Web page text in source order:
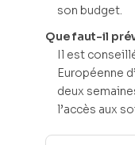
son budget.
Que faut-il
Il est
Européenne
deux
l’accès aux